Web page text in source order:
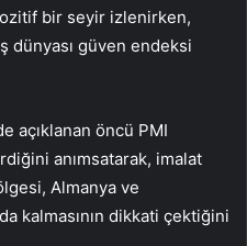
bir seyir izlenirken,
dünyası güven endeksi
açıklanan öncü PMI
anımsatarak, imalat
Almanya ve
kalmasının dikkati çektiğini